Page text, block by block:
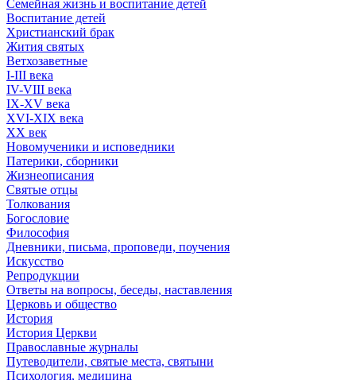
Семейная жизнь и воспитание детей
Воспитание детей
Христианский брак
Жития святых
Ветхозаветные
I-III века
IV-VIII века
IX-XV века
XVI-XIX века
XX век
Новомученики и исповедники
Патерики, сборники
Жизнеописания
Святые отцы
Толкования
Богословие
Философия
Дневники, письма, проповеди, поучения
Искусство
Репродукции
Ответы на вопросы, беседы, наставления
Церковь и общество
История
История Церкви
Православные журналы
Путеводители, святые места, святыни
Психология, медицина